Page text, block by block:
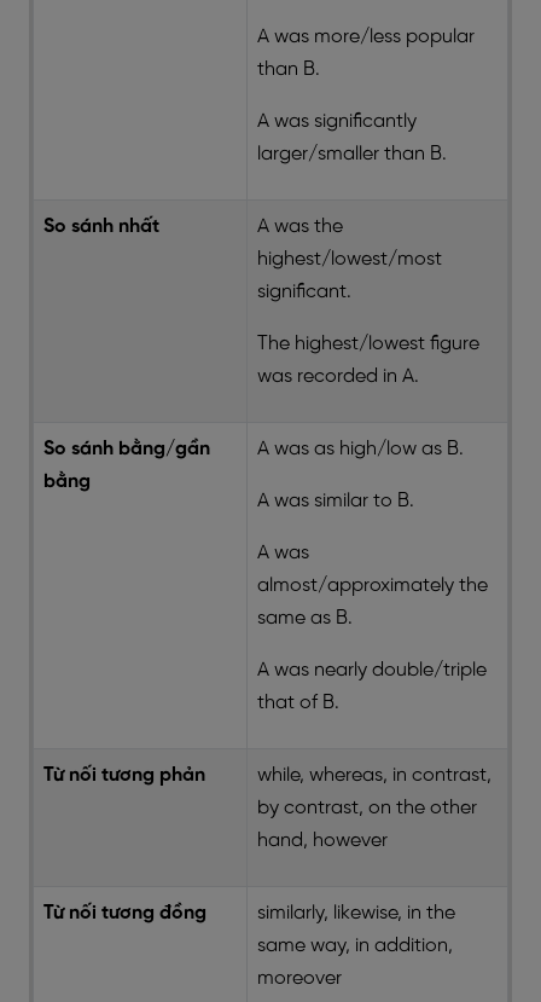
A was more/less popular
than B.
A was significantly
larger/smaller than B.
So sánh nhất
A was the
highest/lowest/most
significant.
The highest/lowest figure
was recorded in A.
So sánh bằng/gần
bằng
A was as high/low as B.
A was similar to B.
A was
almost/approximately the
same as B.
A was nearly double/triple
that of B.
Từ nối tương phản
while, whereas, in contrast,
by contrast, on the other
hand, however
Từ nối tương đồng
similarly, likewise, in the
same way, in addition,
moreover